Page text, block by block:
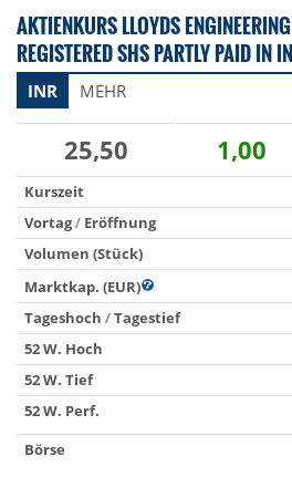
AKTIENKURS LLOYDS
REGISTERED SHS PARTLY PAID IN
INR MEHR
25,50 1,00
Kurszeit
Vortag/ Eröffnung
Volumen (Stück)
Marktkap. (EUR)
Tageshoch /Tagestief
52 W. Hoch
52 W. Tief
52 W. Perf.
Börse